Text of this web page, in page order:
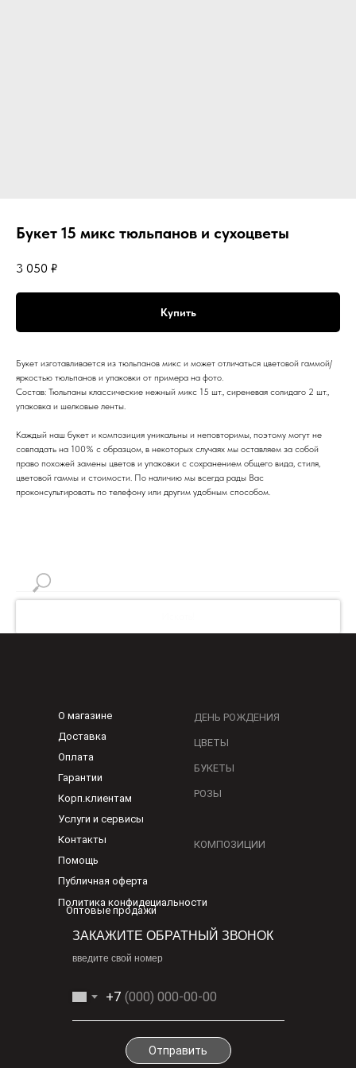
Букет 15 микс тюльпанов и сухоцветы
3 050 ₽
Купить
Букет изготавливается из тюльпанов микс и может отличаться цветовой гаммой/
яркостью тюльпанов и упаковки от примера на фото.
Состав: Тюльпаны классические нежный микс 15 шт., сиреневая солидаго 2 шт.,
упаковка и шелковые ленты.
Каждый наш букет и композиция уникальны и неповторимы, поэтому могут не
совпадать на 100% с образцом, в некоторых случаях мы оставляем за собой
право похожей замены цветов и упаковки с сохранением общего вида, стиля,
цветовой гаммы и стоимости. По наличию мы всегда рады Вас
проконсультировать по телефону или другим удобным способом.
О магазине
Оплата
Доставка
Гарантии
Корп.клиентам
Услуги и сервисы
Контакты
Помощь
Публичная оферта
Политика конфидециальности
ДЕНЬ РОЖДЕНИЯ
ЦВЕТЫ
БУКЕТЫ
РОЗЫ
КОМПОЗИЦИИ
ЗАКАЖИТЕ ОБРАТНЫЙ ЗВОНОК
введите свой номер
+7
Отправить
Оптовые продажи